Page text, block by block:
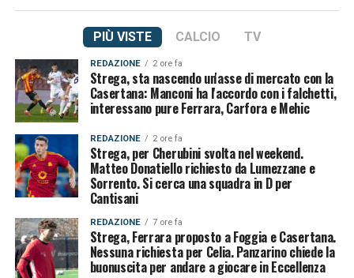
PIÙ VISTE CALCIO TV
REDAZIONE 2 ore fa
Strega, sta nascendo un'asse di mercato con la
Casertana: Manconi ha l'accordo con i falchetti,
interessano pure Ferrara, Carfora e Mehic
REDAZIONE 2 ore fa
Strega, per Cherubini svolta nel weekend.
Matteo Donatiello richiesto da Lumezzane e
Sorrento. Si cerca una squadra in D per
Cantisani
REDAZIONE 7 ore fa
Strega, Ferrara proposto a Foggia e Casertana.
Nessuna richiesta per Celia. Panzarino chiede la
buonuscita per andare a giocare in Eccellenza